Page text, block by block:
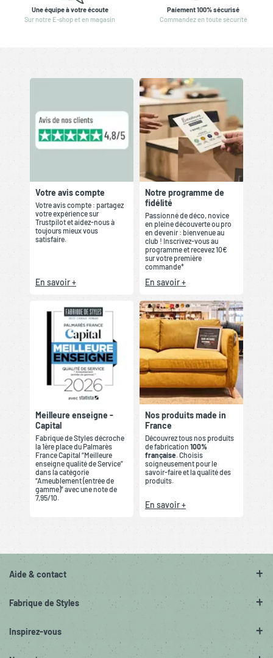
Une équipe à votre écoute
Sur notre E-shop et en magasin
Paiement 100% sécurisé
Commandez en toute sécurité
Votre avis compte
Votre avis compte : partagez
votre expérience sur
Trustpilot et aidez-nous à
toujours mieux vous
satisfaire.
En savoir +
Notre programme de
fidélité
Passionné de déco, novice
en pleine découverte ou pro
en devenir : bienvenue au
club ! Inscrivez-vous au
programme et recevez 10€
sur votre première
commande*
En savoir +
Meilleure enseigne -
Capital
Fabrique de Styles décroche
la 1ère place du Palmarès
France Capital “Meilleure
enseigne qualité de Service”
dans la catégorie
“Ameublement (entrée de
gamme)” avec une note de
7,95/10.
Nos produits made in
France
Découvrez tous nos produits
de fabrication 100%
française . Choisis
soigneusement pour le
savoir-faire et la qualité des
produits.
En savoir +
Aide & contact
Fabrique de Styles
Inspirez-vous